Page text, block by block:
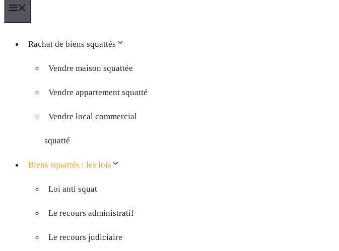
Rachat de biens squattés
Vendre maison squattée
Vendre appartement squatté
Vendre local commercial
squatté
Biens squattés : les lois
Loi anti squat
Le recours administratif
Le recours judiciaire